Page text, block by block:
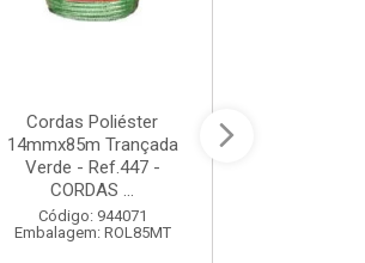
Cordas Poliéster
14mmx85m Trançada
Verde - Ref.447 -
CORDAS ...
Código: 944071
Embalagem: ROL85MT